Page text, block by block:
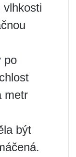
vlhkosti
po
metr
být